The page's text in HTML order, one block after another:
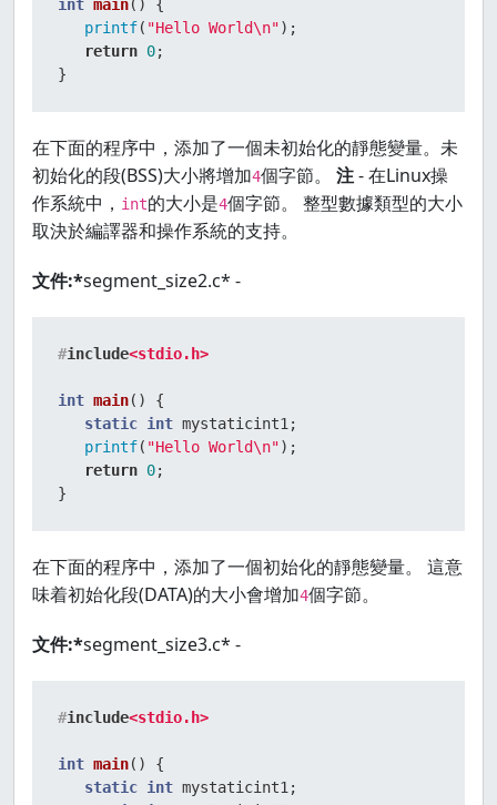
int main()
{
printf( "Hello World\n");
return 0;
}
在下面的程序中，添加了一個未初始化的靜態變量。未
初始化的段(BSS)大小將增加4個字節。 注- 在Linux操
作系統中， int的大小是4個字節。 整型數據類型的大小
取決於編譯器和操作系統的支持。
文件:*segment_size2.c* -
#include<stdio.h>
int main()
{
static int mystaticint1;
printf( "Hello World\n");
return 0;
}
在下面的程序中，添加了一個初始化的靜態變量。 這意
味着初始化段(DATA)的大小會增加4個字節。
文件:*segment_size3.c* -
#include<stdio.h>
int main()
{
static int mystaticint1;